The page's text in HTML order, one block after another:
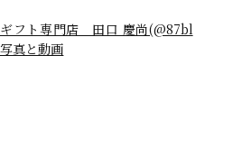
フト専門店 田口 慶尚(@87bl
真と動画